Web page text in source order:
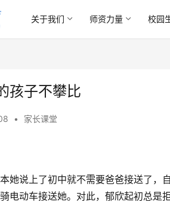
关于我们 师资力量 校园
孩子不攀比
• 家长课堂
她说上了初中就不需要爸爸接送了，
电动车接送她。对此，郁欣起初总是